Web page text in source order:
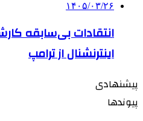
۱۴۰۵/۰۳/۲۶
انتقادات بی‌سابقه
اینترنشنال از ترامپ
پیشنهادی
پیوندها